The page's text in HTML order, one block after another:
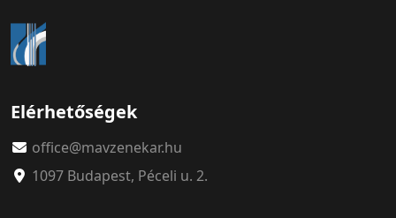
Elérhetőségek
office@mavzenekar.hu
1097 Budapest, Péceli u. 2.